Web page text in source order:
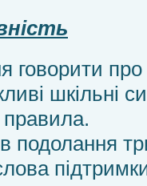
говорити про
шкільні
подолання